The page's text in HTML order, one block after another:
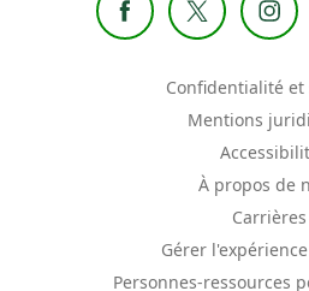
Confidentialité
Mentions
À propos de
Carrières
Gérer
Personnes-ressources